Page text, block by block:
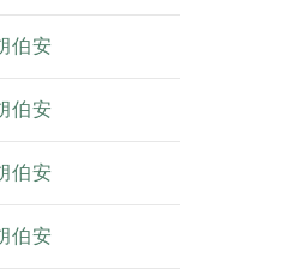
伯安
伯安
伯安
伯安